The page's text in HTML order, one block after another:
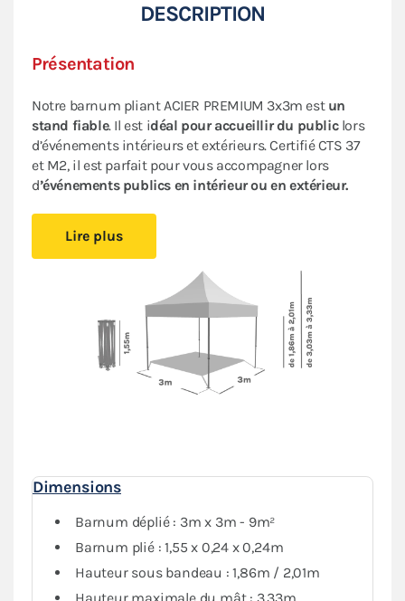
DESCRIPTION
Présentation
Notre barnum pliant ACIER PREMIUM 3x3m est un
stand fiable. Il est idéal pour accueillir du publiclors
d’événements intérieurs et extérieurs. Certifié CTS 37
et M2, il est parfait pour vous accompagner lors
d’événements publics en intérieur ou en extérieur.
pourrez l’installer simplement.
permet de créer un espace couvert sans effort.
Installez-vous confortablement où vous le souhaitez,
vous serez protégédu soleil ou de la pluie
Sa bâche de toit en Polyester avec enduction PVC de
380gr/m² est renforcée au niveau des angles et des
complètement étanche
Lire plus
Dimensions
Barnum déplié : 3m x 3m - 9m²
Barnum plié : 1,55 x 0,24 x 0,24m
Hauteur sous bandeau : 1,86m / 2,01m